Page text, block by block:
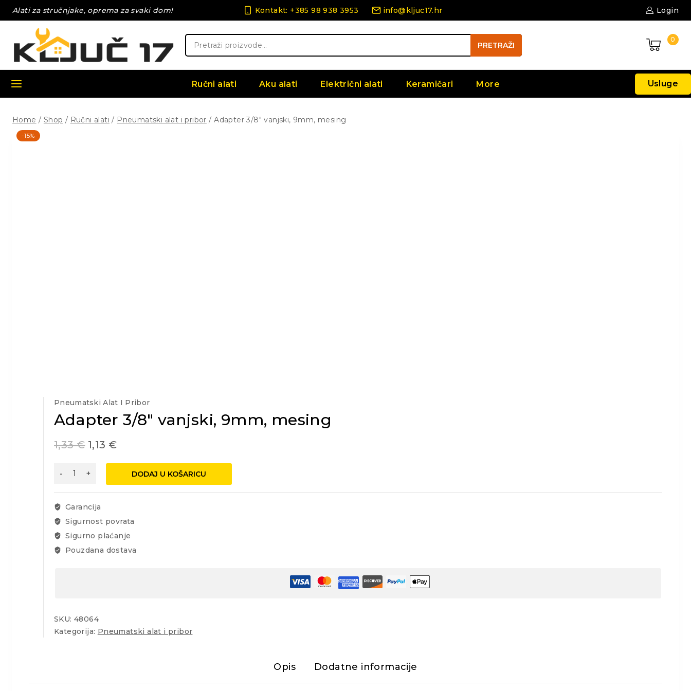
Alati za stručnjake, oprema za svaki dom! Kontakt: +385 98 938 3953 info@kljuc17.hr Login
Pretraži:
PRETRAŽI
0
Ručni alati Aku alati Električni alati Keramičari More Usluge
Home / Shop / Ručni alati / Pneumatski alat i pribor / Adapter 3/8″ vanjski, 9mm, mesing
-15%
Pneumatski Alat I Pribor
Adapter 3/8″ vanjski, 9mm, mesing
1,33€ 1,13 €
Adapter
vanjski,
9mm,
mesing
količina
DODAJ U KOŠARICU
Garancija
Sigurnost povrata
Sigurno plaćanje
Pouzdana dostava
SKU: 48064
Kategorija: Pneumatski alat i pribor
Opis Dodatne informacije